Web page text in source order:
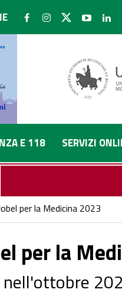
E 118 SERVIZI
per la Medicina 2023
per la